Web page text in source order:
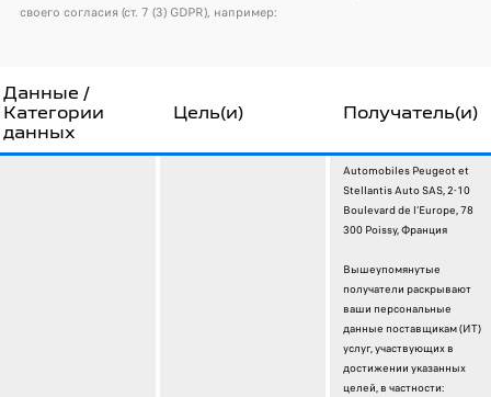
своего согласия (ст. 7 (3) GDPR), например:
Данные /
Категории
данных
Цель(и) Получатель(и)
Automobiles Peugeot et
Stellantis Auto SAS, 2-10
Boulevard de l’Europe, 78
300 Poissy, Франция
Вышеупомянутые
получатели раскрывают
ваши персональные
данные поставщикам (ИТ)
услуг, участвующих в
достижении указанных
целей, в частности: